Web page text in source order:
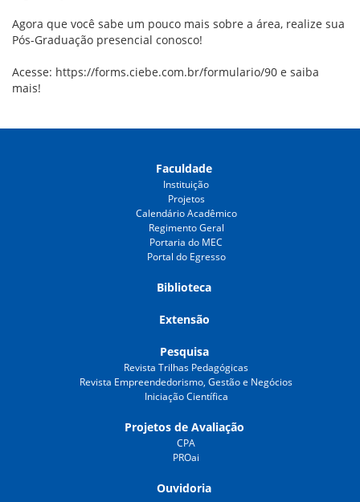
Agora que você sabe um pouco mais sobre a área, realize sua
Pós-Graduação presencial conosco!
Acesse: https://forms.ciebe.com.br/formulario/90 e saiba
mais!
Faculdade
Instituição
Projetos
Calendário Acadêmico
Regimento Geral
Portaria do MEC
Portal do Egresso
Biblioteca
Extensão
Pesquisa
Revista Trilhas Pedagógicas
Revista Empreendedorismo, Gestão e Negócios
Iniciação Científica
Projetos de Avaliação
CPA
PROai
Ouvidoria